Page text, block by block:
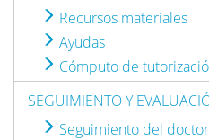
Recursos materiales
Ayudas
Cómputo de
SEGUIMIENTO Y
Seguimiento del